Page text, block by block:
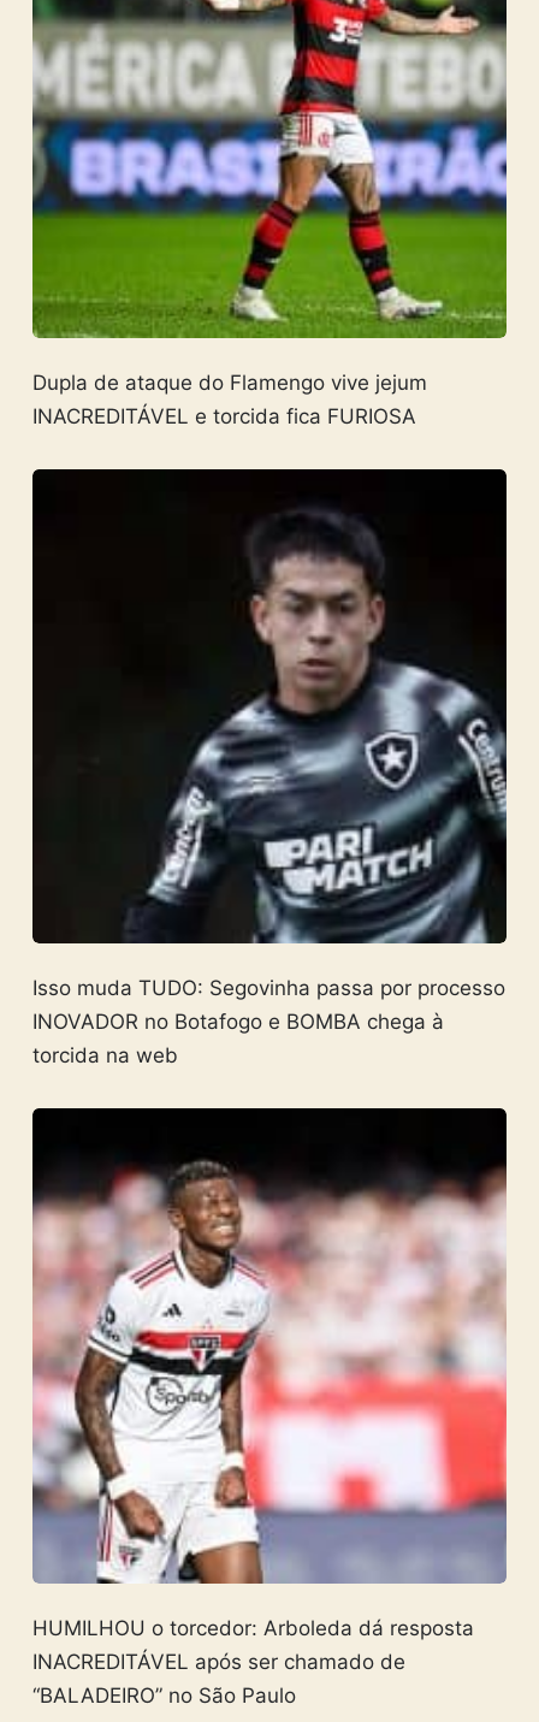
Dupla de ataque do Flamengo vive jejum
INACREDITÁVEL e torcida fica FURIOSA
Isso muda TUDO: Segovinha passa por processo
INOVADOR no Botafogo e BOMBA chega à
torcida na web
HUMILHOU o torcedor: Arboleda dá resposta
INACREDITÁVEL após ser chamado de
“BALADEIRO” no São Paulo